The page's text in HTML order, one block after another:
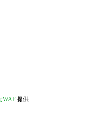
WAF 提供